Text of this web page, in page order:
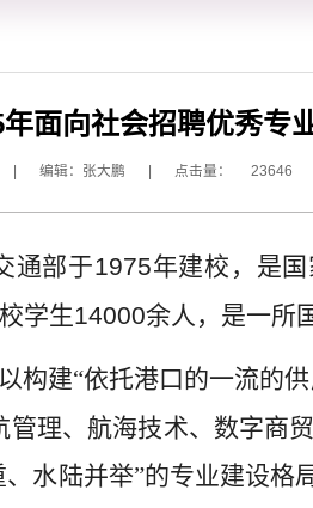
面向社会招聘优秀专
| 编辑：张大鹏 | 点击量： 23646
通部于1975年建校，是
学生14000余人，是一所
构建“依托港口的一流的
理、航海技术、数字商
水陆并举”的专业建设